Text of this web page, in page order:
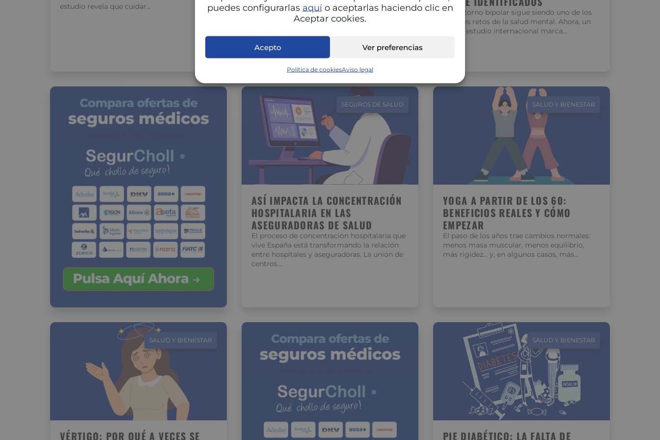
puedes configurarlas aquío aceptarlas haciendo clic en
Aceptar cookies.
Acepto Ver preferencias
Política de cookiesAviso legal
estudio revela que cuidar…
menstrual puede marcar una gran diferencia
en tu energía, estado de ánimo…
El trastorno bipolar sigue siendo uno de los
grandes retos de la salud mental. Ahora, un
nuevo estudio internacional marca…
SEGUROS DE SALUD
ASÍ IMPACTA LA CONCENTRACIÓN
HOSPITALARIA EN LAS
ASEGURADORAS DE SALUD
El proceso de concentración hospitalaria que
vive España está transformando la relación
entre hospitales y aseguradoras. La unión de
centros…
SALUD Y BIENESTAR
YOGA A PARTIR DE LOS 60:
BENEFICIOS REALES Y CÓMO
EMPEZAR
El paso de los años trae cambios normales:
menos masa muscular, menos equilibrio,
más rigidez… y, en algunos casos, más…
SALUD Y BIENESTAR
VÉRTIGO: POR QUÉ A VECES SE
SALUD Y BIENESTAR
PIE DIABÉTICO: LA FALTA DE